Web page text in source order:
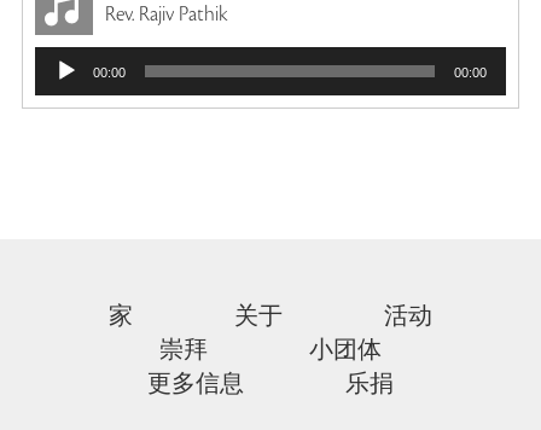
Rev. Rajiv Pathik
播
00:00 00:00
家 关于
活动
崇拜
小团体
更多信息
乐捐